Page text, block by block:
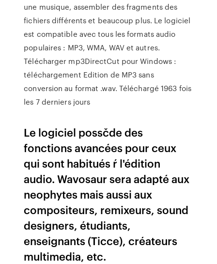
une musique, assembler des fragments des
fichiers différents et beaucoup plus. Le logiciel
est compatible avec tous les formats audio
populaires : MP3, WMA, WAV et autres.
Télécharger mp3DirectCut pour Windows :
téléchargement Edition de MP3 sans
conversion au format .wav. Téléchargé 1963 fois
les 7 derniers jours
Le logiciel possčde des
fonctions avancées pour ceux
qui sont habitués ŕ l'édition
audio. Wavosaur sera adapté aux
neophytes mais aussi aux
compositeurs, remixeurs, sound
designers, étudiants,
enseignants (Ticce), créateurs
multimedia, etc.